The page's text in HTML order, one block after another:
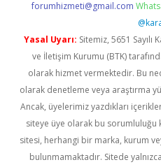
forumhizmeti@gmail.com
Yasal Uyarı: Sitemiz, 5651
ve İletişim Kurumu (BTK)
olarak hizmet vermektedir. Bu
olarak denetleme veya araştırma
Ancak, üyelerimiz yazdıkları
siteye üye olarak bu sorumluluğu
sitesi, herhangi bir marka, kurum
bulunmamaktadır. Sitede